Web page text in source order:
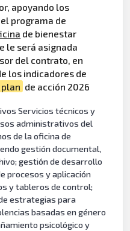
apoyando los
programa de
de bienestar
le será asignada
del contrato, en
los indicadores de
plan de acción 2026
Servicios técnicos y
administrativos del
de la oficina de
gestión documental,
gestión de desarrollo
procesos y aplicación
y tableros de control;
estrategias para
basadas en género
psicológico y